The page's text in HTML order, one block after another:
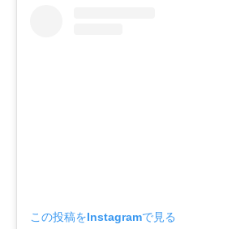
この投稿をInstagramで見る